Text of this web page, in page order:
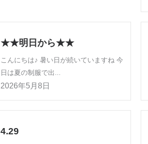
★★明日から★★
こんにちは♪ 暑い日が続いていますね 今
日は夏の制服で出...
2026年5月8日
4.29